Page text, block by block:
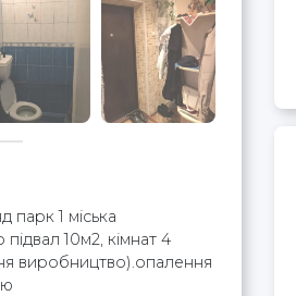
1 міська
10м2, кімнат 4
виробництво).опалення